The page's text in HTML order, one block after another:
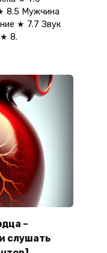
8.5 Мужчина
★ 7.7 Звук
★ 8.
–
слушать